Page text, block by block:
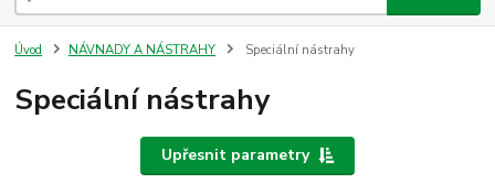
Úvod NÁVNADY A NÁSTRAHY Speciální nástrahy
Speciální nástrahy
Upřesnit parametry